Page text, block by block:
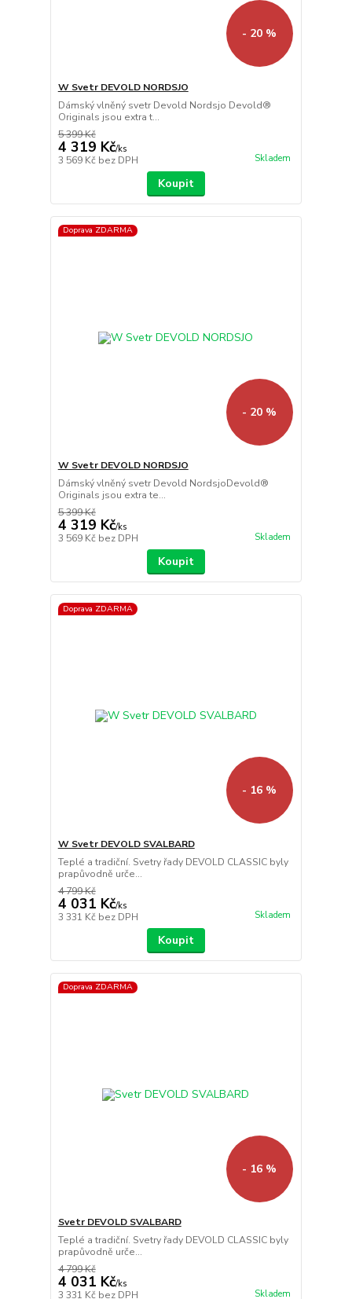
- 20 %
W Svetr DEVOLD NORDSJO
Dámský vlněný svetr Devold Nordsjo Devold®
Originals jsou extra t...
5 399 Kč
4 319 Kč/ks
3 569 Kč bez DPH Skladem
Koupit
Doprava ZDARMA
- 20 %
W Svetr DEVOLD NORDSJO
Dámský vlněný svetr Devold NordsjoDevold®
Originals jsou extra te...
5 399 Kč
4 319 Kč/ks
3 569 Kč bez DPH Skladem
Koupit
Doprava ZDARMA
- 16 %
W Svetr DEVOLD SVALBARD
Teplé a tradiční. Svetry řady DEVOLD CLASSIC byly
prapůvodně urče...
4 799 Kč
4 031 Kč/ks
3 331 Kč bez DPH Skladem
Koupit
Doprava ZDARMA
- 16 %
Svetr DEVOLD SVALBARD
Teplé a tradiční. Svetry řady DEVOLD CLASSIC byly
prapůvodně urče...
4 799 Kč
4 031 Kč/ks
3 331 Kč bez DPH Skladem